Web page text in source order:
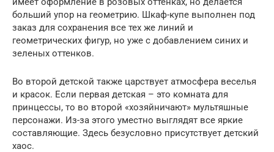
больший упор на геометрию. Шкаф-купе выполнен под
заказ для сохранения все тех же линий и
геометрических фигур, но уже с добавлением синих и
зеленых оттенков.
Во второй детской также царствует атмосфера веселья
и красок. Если первая детская – это комната для
принцессы, то во второй «хозяйничают» мультяшные
персонажи. Из-за этого уместно выглядят все яркие
составляющие. Здесь безусловно присутствует детский
хаос.